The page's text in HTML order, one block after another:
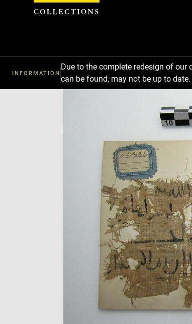
INFORMATION
Due to the complete redesign of
can be found, may not be up to
Cookies management panel